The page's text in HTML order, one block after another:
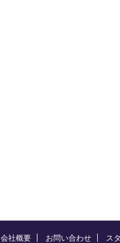
会社概要 お問い合わせ ス